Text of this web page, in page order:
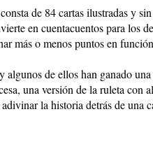
de 84 cartas ilustradas y
en cuentacuentos para los
más o menos puntos en
de ellos han ganado
una versión de la ruleta
la historia detrás de una